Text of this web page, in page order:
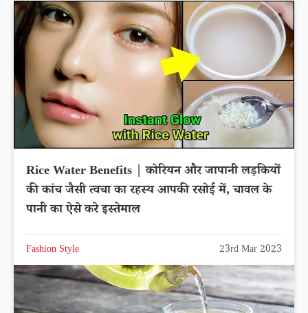
Rice Water Benefits | कोरियन और जापानी लड़कियों
की कांच जैसी त्वचा का रहस्य आपकी रसोई में, चावल के
पानी का ऐसे करे इस्तेमाल
Fashion Style 23rd Mar 2023